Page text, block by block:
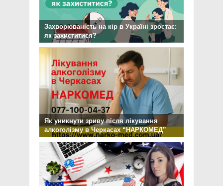
Захворюваність на кір в Україні зростає:
як захиститися?
Як уникнути зриву після лікування
алкоголізму в Черкасах “НАРКОМЕД”